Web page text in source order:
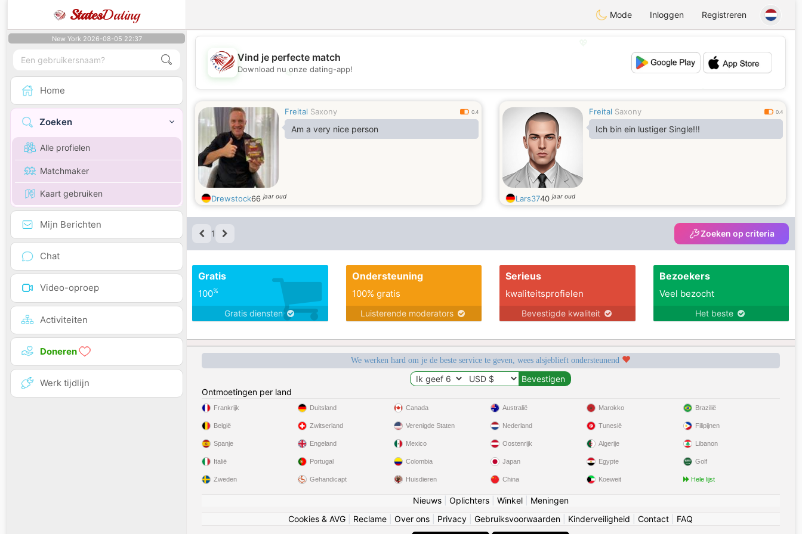
StatesDating Mode Inloggen Registreren
New York 2026-08-05 22:37
Home
Zoeken
Alle profielen
Matchmaker
Kaart gebruiken
Mijn Berichten
Chat
Video-oproep
Activiteiten
Doneren
Werk tijdlijn
💖
💕
Vind je perfecte match
Download nu onze dating-app!
Freital Saxony 0.4
Am a very nice person
Drewstock66jaar oud
Freital Saxony 0.4
Ich bin ein lustiger Single!!!
Lars3740jaar oud
1 Zoeken op criteria
Gratis
100%
Gratis diensten
Ondersteuning
100% gratis
Luisterende moderators
Serieus
kwaliteitsprofielen
Bevestigde kwaliteit
Bezoekers
Veel bezocht
Het beste
We werken hard om je de beste service te geven, wees alsjeblieft ondersteunend
Ontmoetingen per land
Frankrijk
België
Spanje
Italië
Zweden
Duitsland
Zwitserland
Engeland
Portugal
Gehandicapt
Canada
Verenigde Staten
Mexico
Colombia
Huisdieren
Australië
Nederland
Oostenrijk
Japan
China
Marokko
Tunesië
Algerije
Egypte
Koeweit
Brazilië
Filipijnen
Libanon
Golf
Hele lijst
Nieuws| Oplichters| Winkel| Meningen
Cookies & AVG
Reclame Over ons Privacy Gebruiksvoorwaarden Kinderveiligheid Contact FAQ